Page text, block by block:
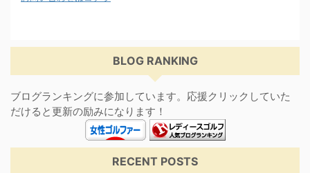
BLOG RANKING
ブログランキングに参加しています。応援クリックしていた
だけると更新の励みになります！
RECENT POSTS